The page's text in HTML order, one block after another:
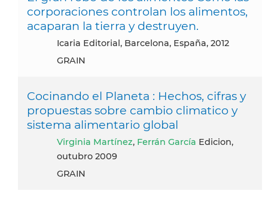
corporaciones controlan los alimentos,
acaparan la tierra y destruyen.
Icaria Editorial, Barcelona, España, 2012
GRAIN
Cocinando el Planeta : Hechos, cifras y
propuestas sobre cambio climatico y
sistema alimentario global
Virginia Martínez, Ferrán García Edicion,
outubro 2009
GRAIN